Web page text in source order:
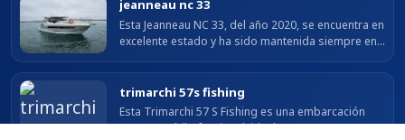
jeanneau nc 33
Esta Jeanneau NC 33, del año 2020, se encuentra en
excelente estado y ha sido mantenida siempre en
Penta D3 de 220 HP cada uno y...
trimarchi 57s fishing
Esta Trimarchi 57 S Fishing es una embarcación
open versátil y funcional, ideal tanto para pesca